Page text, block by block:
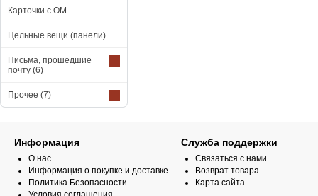
Карточки с ОМ
Цельные вещи (панели)
Письма, прошедшие
почту (6)
Прочее (7)
Информация
О нас
Информация о покупке и доставке
Политика Безопасности
Служба поддержки
Связаться с нами
Возврат товара
Карта сайта